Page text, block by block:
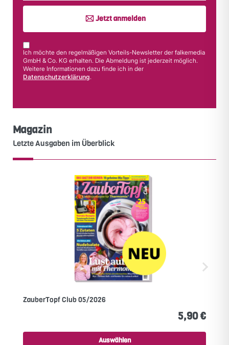
Jetzt anmelden
Ich möchte den regelmäßigen Vorteils-Newsletter der falkemedia
GmbH & Co. KG erhalten. Die Abmeldung ist jederzeit möglich.
Weitere Informationen dazu finde ich in der
Datenschutzerklärung.
Magazin
Letzte Ausgaben im Überblick
ZauberTopf Club 05/2026
5,90 €
Auswählen